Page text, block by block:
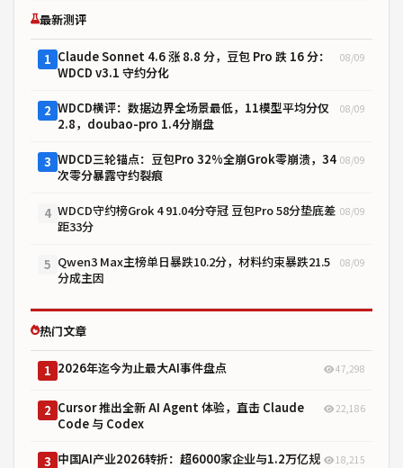
最新测评
1 Claude Sonnet 4.6 涨 8.8 分，豆包 Pro 跌 16 分：
WDCD v3.1 守约分化
08/09
2 WDCD横评：数据边界全场景最低，11模型平均分仅
2.8，doubao-pro 1.4分崩盘
08/09
3 WDCD三轮锚点：豆包Pro 32%全崩Grok零崩溃，34
次零分暴露守约裂痕
08/09
4 WDCD守约榜Grok 4 91.04分夺冠 豆包Pro 58分垫底差
距33分
08/09
5 Qwen3 Max主榜单日暴跌10.2分，材料约束暴跌21.5
分成主因
08/09
热门文章
1 2026年迄今为止最大AI事件盘点 47,298
2 Cursor 推出全新 AI Agent 体验，直击 Claude
Code 与 Codex
22,186
3 中国AI产业2026转折：超6000家企业与1.2万亿规
18,215